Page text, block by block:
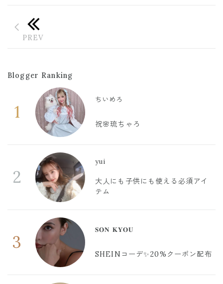
Blogger Ranking
1
ちいめろ
祝🌸琉ちゃろ
2
yui
大人にも子供にも使える必須アイ
テム
3
𝐒𝐎𝐍 𝐊𝐘𝐎𝐔
SHEINコーデ✨20%クーポン配布